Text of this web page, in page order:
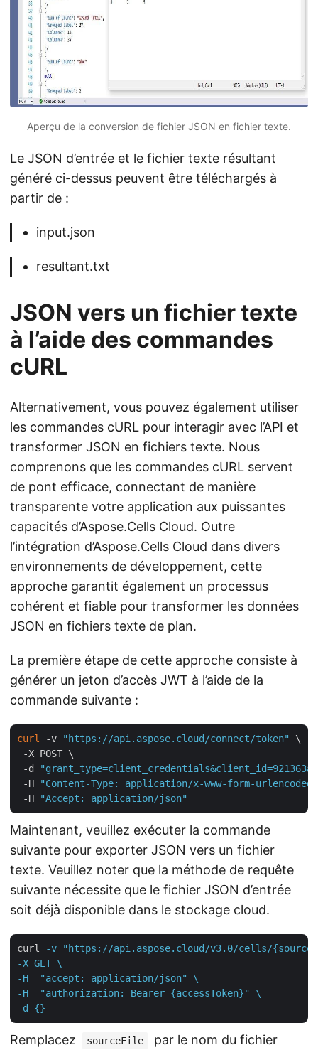
Aperçu de la conversion de fichier JSON en fichier texte.
Le JSON d’entrée et le fichier texte résultant
généré ci-dessus peuvent être téléchargés à
partir de :
input.json
resultant.txt
JSON vers un fichier texte
à l’aide des commandes
cURL
Alternativement, vous pouvez également utiliser
les commandes cURL pour interagir avec l’API et
transformer JSON en fichiers texte. Nous
comprenons que les commandes cURL servent
de pont efficace, connectant de manière
transparente votre application aux puissantes
capacités d’Aspose.Cells Cloud. Outre
l’intégration d’Aspose.Cells Cloud dans divers
environnements de développement, cette
approche garantit également un processus
cohérent et fiable pour transformer les données
JSON en fichiers texte de plan.
La première étape de cette approche consiste à
générer un jeton d’accès JWT à l’aide de la
commande suivante :
curl -v "https://api.aspose.cloud/connect/token"
\
-X POST \
-d
"grant_type=client_credentials&client_id=921363a8-
-H
"Content-Type: application/x-www-form-urlencoded"
-H
"Accept: application/json"
Maintenant, veuillez exécuter la commande
suivante pour exporter JSON vers un fichier
texte. Veuillez noter que la méthode de requête
suivante nécessite que le fichier JSON d’entrée
soit déjà disponible dans le stockage cloud.
curl
-v "https://api.aspose.cloud/v3.0/cells/
-X GET \
-H  "accept: application/json" \
-H  "authorization: Bearer {accessToken}" \
-d {}
Remplacez sourceFile par le nom du fichier